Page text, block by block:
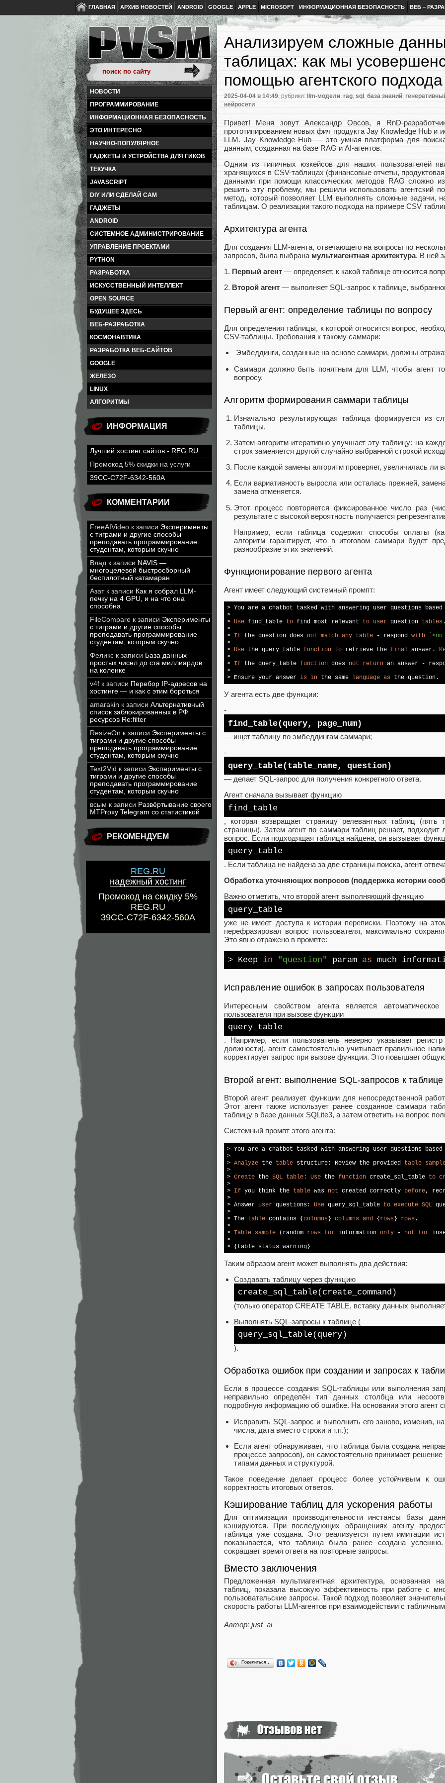
ГЛАВНАЯ АРХИВ НОВОСТЕЙ ANDROID GOOGLE APPLE MICROSOFT ИНФОРМАЦИОННАЯ БЕЗОПАСНОСТЬ ВЕБ –
НОВОСТИ
ПРОГРАММИРОВАНИЕ
ИНФОРМАЦИОННАЯ БЕЗОПАСНОСТЬ
ЭТО ИНТЕРЕСНО
НАУЧНО-ПОПУЛЯРНОЕ
ГАДЖЕТЫ И УСТРОЙСТВА ДЛЯ ГИКОВ
ТЕКУЧКА
JAVASCRIPT
DIY ИЛИ СДЕЛАЙ САМ
ГАДЖЕТЫ
ANDROID
СИСТЕМНОЕ АДМИНИСТРИРОВАНИЕ
УПРАВЛЕНИЕ ПРОЕКТАМИ
PYTHON
РАЗРАБОТКА
ИСКУССТВЕННЫЙ ИНТЕЛЛЕКТ
OPEN SOURCE
БУДУЩЕЕ ЗДЕСЬ
ВЕБ-РАЗРАБОТКА
КОСМОНАВТИКА
РАЗРАБОТКА ВЕБ-САЙТОВ
GOOGLE
ЖЕЛЕЗО
LINUX
АЛГОРИТМЫ
ИНФОРМАЦИЯ
Лучший хостинг сайтов - REG.RU
Промокод 5% скидки на услуги
39CC-C72F-6342-560A
КОММЕНТАРИИ
FreeAIVideo к записи Эксперименты
с тиграми и другие способы
преподавать программирование
студентам, которым скучно
Влад к записи NAVIS —
многоцелевой быстросборный
беспилотный катамаран
Азатк записи Как я собрал LLM-
печку на 4 GPU, и на что она
способна
FileCompare к записи Эксперименты
с тиграми и другие способы
преподавать программирование
студентам, которым скучно
Феликс к записи База данных
простых чисел до ста миллиардов
на коленке
v4f к записи Перебор IP-адресов на
хостинге — и как с этим бороться
amarakin к записи Альтернативный
список заблокированных в РФ
ресурсов Re:filter
ResizeOn к записи Эксперименты с
тиграми и другие способы
преподавать программирование
студентам, которым скучно
Text2Vid к записи Эксперименты с
тиграми и другие способы
преподавать программирование
студентам, которым скучно
всым к записи Развёртывание своего
MTProxy Telegram со статистикой
РЕКОМЕНДУЕМ
REG.RU
надежный хостинг
Промокод на скидку 5%
REG.RU
39CC-C72F-6342-560A
Анализируем сложные
таблицах: как мы
помощью агентского подхода
2025-04-04 в 14:49, рубрики: llm-модели, rag, sql , база знаний,
нейросети
Привет! Меня зовут Александр Овсов, я RnD-
прототипированием новых фич продукта Jay Knowledge Hub и
LLM. Jay Knowledge Hub — это умная платформа для
данным, созданная на базе RAG и AI-агентов.
Одним из типичных юзкейсов для наших пользователей
хранящихся в CSV-таблицах (финансовые отчеты,
данными при помощи классических методов RAG сложно
решить эту проблему, мы решили использовать агентский
метод, который позволяет LLM выполнять сложные задачи,
таблицам. О реализации такого подхода на примере CSV
Архитектура агента
Для создания LLM-агента, отвечающего на вопросы по
запросов, была выбрана мультиагентная архитектура. В ней
1. Первый агент — определяет, к какой таблице относится
2. Второй агент — выполняет SQL-запрос к таблице,
Первый агент: определение таблицы по вопросу
Для определения таблицы, к которой относится вопрос,
CSV-таблицы. Требования к такому саммари:
Эмбеддинги, созданные на основе саммари, должны
Саммари должно быть понятным для LLM, чтобы агент
вопросу.
Алгоритм формирования саммари таблицы
Изначально результирующая таблица формируется из
таблицы.
Затем алгоритм итеративно улучшает эту таблицу: на
строк заменяется другой случайно выбранной строкой
После каждой замены алгоритм проверяет, увеличилась ли
Если вариативность выросла или осталась прежней,
замена отменяется.
Этот процесс повторяется фиксированное число раз
результате с высокой вероятность получается
Например, если таблица содержит способы оплаты
алгоритм гарантирует, что в итоговом саммари будет
разнообразие этих значений.
Функционирование первого агента
Агент имеет следующий системный промпт:
> You are a chatbot tasked with answering user questions
>
> Use find_table to find most relevant to user question tables
>
> If the question does not match any table - respond with
>
> Use the query_table function to retrieve the final answer.
>
> If the query_table function does not return an answer -
>
> Ensure your answer is in the same language as
У агента есть две функции:
-
find_table(query, page_num)
— ищет таблицу по эмбеддингам саммари;
-
query_table(table_name, question)
— делает SQL-запрос для получения конкретного ответа.
Агент сначала вызывает функцию
find_table
, которая возвращает страницу релевантных таблиц
страницы). Затем агент по саммари таблиц решает, подходит
вопрос. Если подходящая таблица найдена, он вызывает
query_table
. Если таблица не найдена за две страницы поиска, агент
Обработка уточняющих вопросов (поддержка истории
Важно отметить, что второй агент выполняющий функцию
query_table
уже не имеет доступа к истории переписки. Поэтому на
перефразировал вопрос пользователя, максимально
Это явно отражено в промпте:
> Keep in "question" param as much
Исправление ошибок в запросах пользователя
Интересным свойством агента является
пользователя при вызове функции
query_table
. Например, если пользователь неверно указывает
должности), агент самостоятельно учитывает правильное
корректирует запрос при вызове функции. Это повышает
Второй агент: выполнение SQL-запросов к таблице
Второй агент реализует функции для непосредственной
Этот агент также использует ранее созданное саммари
таблицу в базе данных SQLite3, а затем ответить на вопрос
Системный промпт этого агента:
> You are a chatbot tasked with answering user questions
>
> Analyze the table structure: Review the provided table
>
> Create the SQL table: Use the function create_sql_table to
>
> If you think the table was not created correctly before,
>
> Answer user questions: Use query_sql_table to execute SQL
>
> The table contains {columns} columns and {rows} rows .
>
> Table sample (random rows for information only - not for
>
> {table_status_warning}
Таким образом агент может выполнять два действия:
Создавать таблицу через функцию
create_sql_table(create_ command )
(только оператор CREATE TABLE, вставку данных
Выполнять SQL-запросы к таблице (
query_sql_table(query)
).
Обработка ошибок при создании и запросах к
Если в процессе создания SQL-таблицы или выполнения
неправильно определён тип данных столбца или
подробную информацию об ошибке. На основании этого агент
Исправить SQL-запрос и выполнить его заново, изменив,
числа, дата вместо строки и т.п.);
Если агент обнаруживает, что таблица была создана
процессе запросов), он самостоятельно принимает
типами данных и структурой.
Такое поведение делает процесс более устойчивым к
корректность итоговых ответов.
Кэширование таблиц для ускорения работы
Для оптимизации производительности инстансы базы
кэшируются. При последующих обращениях агенту
таблица уже создана. Это реализуется путем имитации
показывается, что таблица была ранее создана
сокращает время ответа на повторные запросы.
Вместо заключения
Предложенная мультиагентная архитектура, основанная
таблиц, показала высокую эффективность при работе с
пользовательские запросы. Такой подход позволяет
скорость работы LLM-агентов при взаимодействии с
Автор: just_ai
Поделиться…